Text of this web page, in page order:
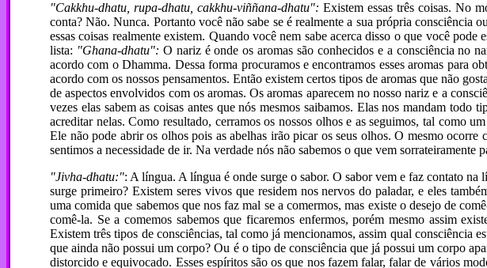
"Cakkhu-dhatu, rupa-dhatu, cakkhu-viññana-dhatu": Existem essas três coisas. No
conta? Não. Nunca. Portanto você não sabe se é realmente a sua própria consciência
essas coisas realmente existem. Quando você nem sabe acerca disso o que você pode
lista: "Ghana-dhatu": O nariz é onde os aromas são conhecidos e a consciência no
acordo com o Dhamma. Dessa forma procuramos e encontramos esses aromas para
acordo com os nossos pensamentos. Então existem certos tipos de aromas que não
de aspectos envolvidos com os aromas. Os aromas aparecem no nosso nariz e a
vezes elas sabem as coisas antes que nós mesmos saibamos. Elas nos mandam
acreditar nelas. Como resultado, cerramos os nossos olhos e as seguimos, tal como
Ele não pode abrir os olhos pois as abelhas irão picar os seus olhos. O mesmo
sentimos a necessidade de ir. Na verdade nós não sabemos o que vem
"Jivha-dhatu:": A língua. A língua é onde surge o sabor. O sabor vem e faz contato na
surge primeiro? Existem seres vivos que residem nos nervos do paladar, e eles
uma comida que sabemos que nos faz mal se a comermos, mas existe o desejo de
comê-la. Se a comemos sabemos que ficaremos enfermos, porém mesmo assim
Existem três tipos de consciências, tal como já mencionamos, assim qual consciência
que ainda não possui um corpo? Ou é o tipo de consciência que já possui um corpo
distorcido e equivocado. Esses espíritos são os que nos fazem falar, falar de vários